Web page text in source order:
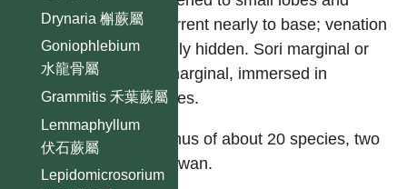
Drynaria 槲蕨屬
Goniophlebium
水龍骨屬
Grammitis 禾葉蕨屬
Lemmaphyllum
伏石蕨屬
Lepidomicrosorium
decurrent nearly to base; venation
usually hidden. Sori marginal or
submarginal, immersed in
cavities.
A genus of about 20 species, two
in Taiwan.